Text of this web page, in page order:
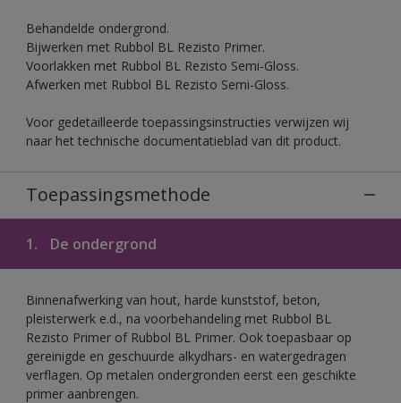
Behandelde ondergrond.
Bijwerken met Rubbol BL Rezisto Primer.
Voorlakken met Rubbol BL Rezisto Semi-Gloss.
Afwerken met Rubbol BL Rezisto Semi-Gloss.
Voor gedetailleerde toepassingsinstructies verwijzen wij
naar het technische documentatieblad van dit product.
Toepassingsmethode
1. De ondergrond
Binnenafwerking van hout, harde kunststof, beton,
pleisterwerk e.d., na voorbehandeling met Rubbol BL
Rezisto Primer of Rubbol BL Primer. Ook toepasbaar op
gereinigde en geschuurde alkydhars- en watergedragen
verflagen. Op metalen ondergronden eerst een geschikte
primer aanbrengen.